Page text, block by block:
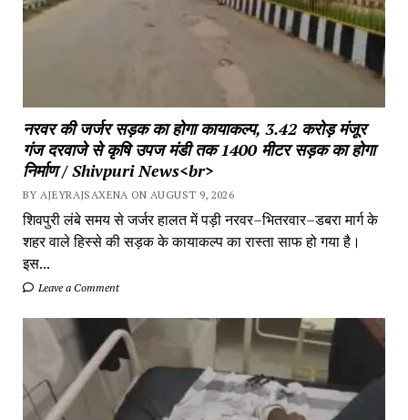
नरवर की जर्जर सड़क का होगा कायाकल्प, 3.42 करोड़ मंजूर
गंज दरवाजे से कृषि उपज मंडी तक 1400 मीटर सड़क का होगा
निर्माण / Shivpuri News<br>
BY AJEYRAJSAXENA ON AUGUST 9, 2026
शिवपुरी लंबे समय से जर्जर हालत में पड़ी नरवर–भितरवार–डबरा मार्ग के
शहर वाले हिस्से की सड़क के कायाकल्प का रास्ता साफ हो गया है।
इस...
Leave a Comment